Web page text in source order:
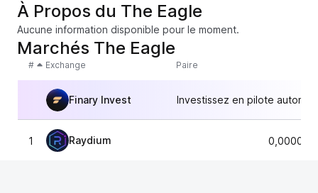
À Propos du The Eagle
Aucune information disponible pour le moment.
Marchés The Eagle
# Exchange Paire
Finary Invest Investissez en pilote
1 Raydium